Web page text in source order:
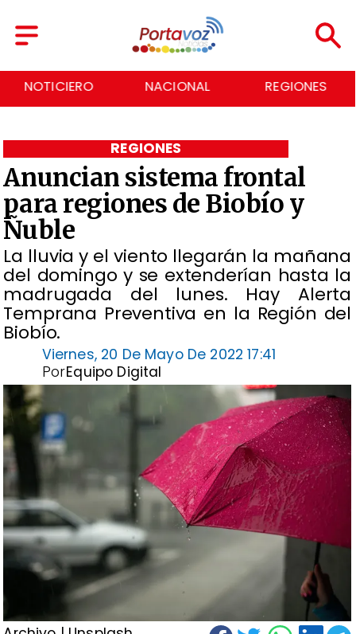
NOTICIERO NACIONAL REGIONES
Anuncian sistema frontal
para regiones de Biobío y
Ñuble
La lluvia y el viento llegarán la mañana
del domingo y se extenderían hasta la
madrugada del lunes. Hay Alerta
Temprana Preventiva en la Región del
Biobío.
REGIONES
Viernes, 20 De Mayo De 2022 17:41
Equipo Digital
Por